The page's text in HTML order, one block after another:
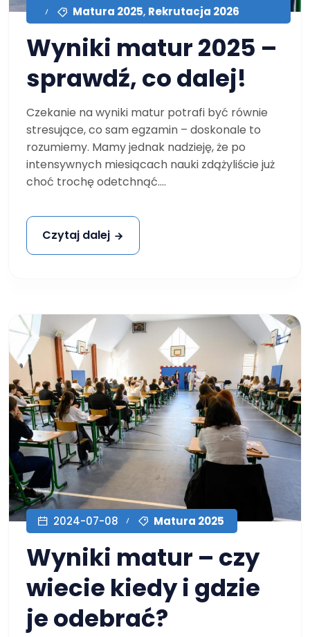
Matura 2025, Rekrutacja 2026
Wyniki matur 2025 –
sprawdź, co dalej!
Czekanie na wyniki matur potrafi być równie
stresujące, co sam egzamin – doskonale to
rozumiemy. Mamy jednak nadzieję, że po
intensywnych miesiącach nauki zdążyliście już
choć trochę odetchnąć....
Czytaj dalej
2024-07-08 Matura 2025
Wyniki matur – czy
wiecie kiedy i gdzie
je odebrać?